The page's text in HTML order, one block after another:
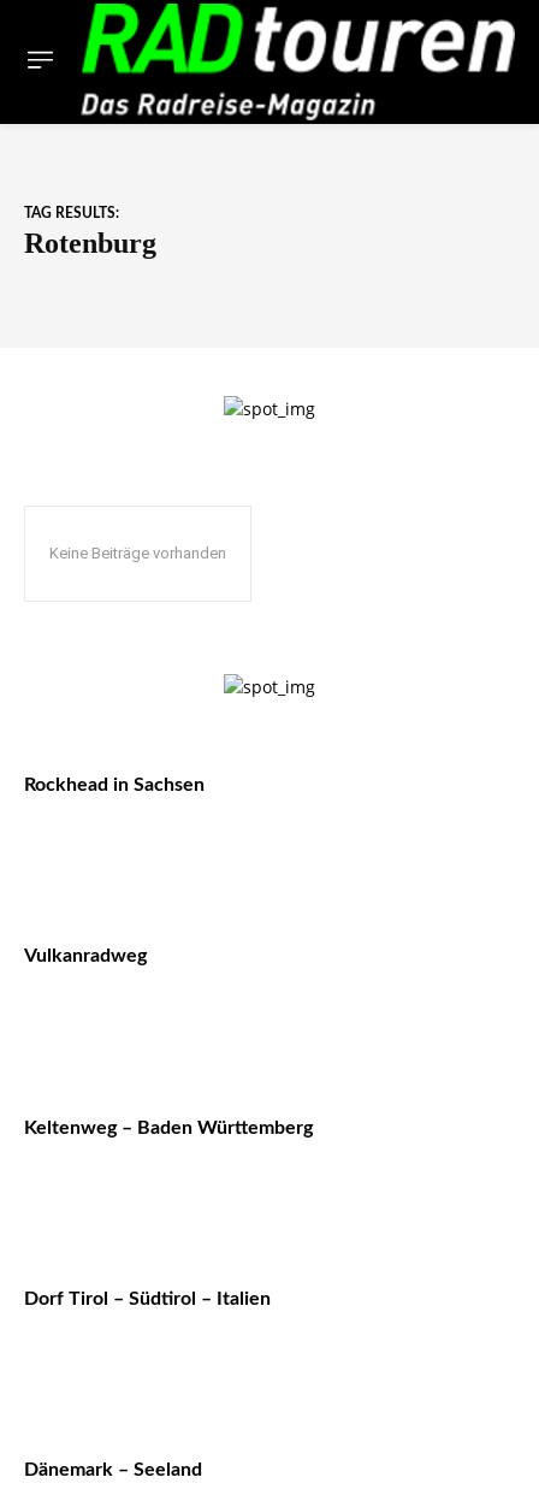
TAG RESULTS:
Rotenburg
Keine Beiträge vorhanden
Rockhead in Sachsen
Vulkanradweg
Keltenweg – Baden Württemberg
Dorf Tirol – Südtirol – Italien
Dänemark – Seeland